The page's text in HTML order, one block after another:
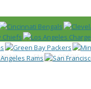
ENCYCLOPÉDIE